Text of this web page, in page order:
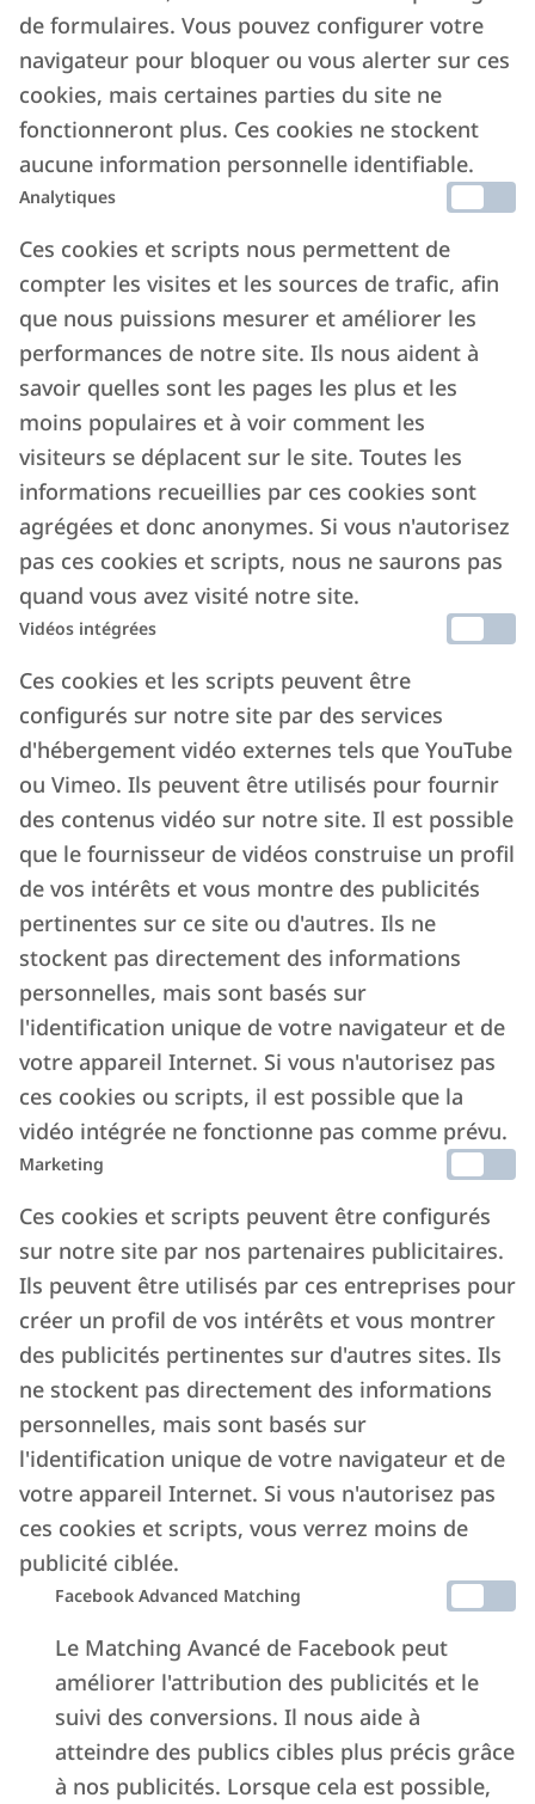
devenir une structure capable d’offrir des
solutions de logement flexibles ainsi que des
services de gestion complète ou partielle pour
les propriétaires.
La valeur d’Italianway réside dans une
organisation intégrée composée d’équipes
spécialisées qui opèrent en synergie chaque jour
: du Service Client aux Réservations, du Facility
Management aux domaines Commercial et
Administratif, jusqu’au Property Service, chaque
département contribue à garantir un support
constant et professionnel tant aux clients qu’aux
propriétaires qui choisissent de nous confier
leurs biens.
À cette expérience directe s’ajoute le
développement d’un réseau de partenaires sur
tout le territoire italien
qui permet d’étendre
les outils au niveau national, créant ainsi un
écosystème de Property Managers qualifiés et
coordonnés.
C’est grâce à cette combinaison de gestion
directe, de projet partenaire et de
professionnalisme transversal qu’Italianway
représente aujourd’hui une référence fiable dans
le paysage des locations gérées en Italie.
Noschiffresde 2025
Gestionnaire de
biens
+7.500
Logements
123 mln
De transactions
170
Canaux connectés
Consultez la revue de
presse
de formulaires. Vous pouvez configurer votre
navigateur pour bloquer ou vous alerter sur ces
cookies, mais certaines parties du site ne
fonctionneront plus. Ces cookies ne stockent
aucune information personnelle identifiable.
Analytiques
Ces cookies et scripts nous permettent de
compter les visites et les sources de trafic, afin
que nous puissions mesurer et améliorer les
performances de notre site. Ils nous aident à
savoir quelles sont les pages les plus et les
moins populaires et à voir comment les
visiteurs se déplacent sur le site. Toutes les
informations recueillies par ces cookies sont
agrégées et donc anonymes. Si vous n'autorisez
pas ces cookies et scripts, nous ne saurons pas
quand vous avez visité notre site.
Vidéos intégrées
Ces cookies et les scripts peuvent être
configurés sur notre site par des services
d'hébergement vidéo externes tels que YouTube
ou Vimeo. Ils peuvent être utilisés pour fournir
des contenus vidéo sur notre site. Il est possible
que le fournisseur de vidéos construise un profil
de vos intérêts et vous montre des publicités
pertinentes sur ce site ou d'autres. Ils ne
stockent pas directement des informations
personnelles, mais sont basés sur
l'identification unique de votre navigateur et de
votre appareil Internet. Si vous n'autorisez pas
ces cookies ou scripts, il est possible que la
vidéo intégrée ne fonctionne pas comme prévu.
Marketing
Ces cookies et scripts peuvent être configurés
sur notre site par nos partenaires publicitaires.
Ils peuvent être utilisés par ces entreprises pour
créer un profil de vos intérêts et vous montrer
des publicités pertinentes sur d'autres sites. Ils
ne stockent pas directement des informations
personnelles, mais sont basés sur
l'identification unique de votre navigateur et de
votre appareil Internet. Si vous n'autorisez pas
ces cookies et scripts, vous verrez moins de
publicité ciblée.
Facebook Advanced Matching
Le Matching Avancé de Facebook peut
améliorer l'attribution des publicités et le
suivi des conversions. Il nous aide à
atteindre des publics cibles plus précis grâce
à nos publicités. Lorsque cela est possible,